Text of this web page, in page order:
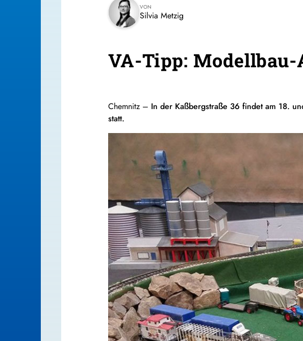
VON
Silvia Metzig
VA-Tipp:
Chemnitz – In der Kaßbergstraße 36 findet am 18.
statt.